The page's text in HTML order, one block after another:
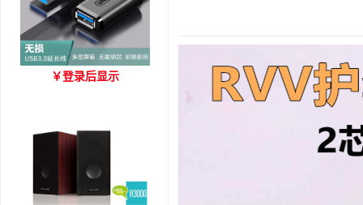
优越者Y-C479国标无氧铜
￥登录后显示